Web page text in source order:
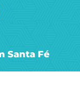
Santa Fé